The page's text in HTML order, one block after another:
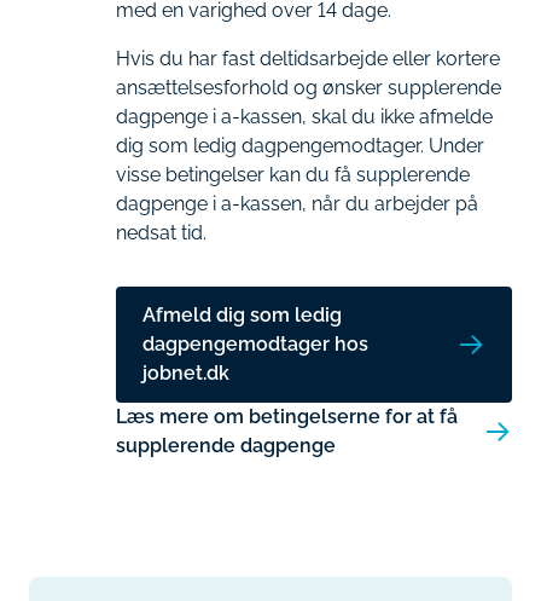
med en varighed over 14 dage.
Hvis du har fast deltidsarbejde eller kortere
ansættelsesforhold og ønsker supplerende
dagpenge i a-kassen, skal du ikke afmelde
dig som ledig dagpengemodtager. Under
visse betingelser kan du få supplerende
dagpenge i a-kassen, når du arbejder på
nedsat tid.
Afmeld dig som ledig
dagpengemodtager hos
jobnet.dk
Læs mere om betingelserne for at få
supplerende dagpenge